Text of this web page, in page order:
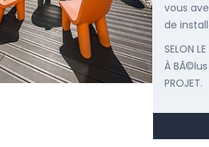
vous
de
SELON
À BÃ©lus
PROJET.